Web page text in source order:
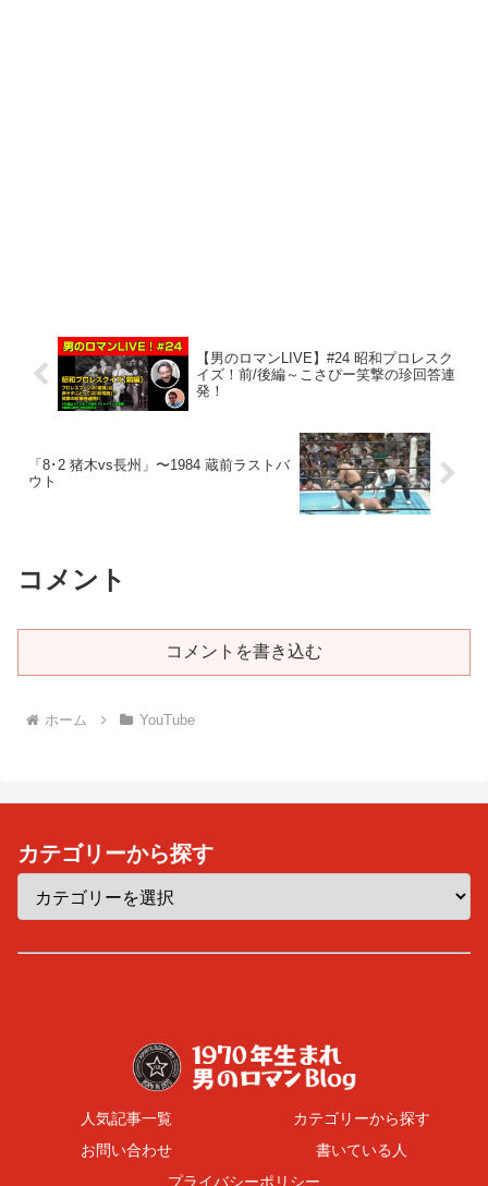
【男のロマンLIVE】#24 昭和プロレスク
イズ！前/後編～こさぴー笑撃の珍回答連
発！
「8･2 猪木vs長州」〜1984 蔵前ラストバ
ウト
コメント
コメントを書き込む
ホーム YouTube
カテゴリーから探す
人気記事一覧
カテゴリーから探す
お問い合わせ
書いている人
プライバシーポリシー